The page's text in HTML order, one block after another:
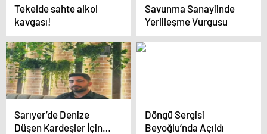
Tekelde sahte alkol
kavgası!
Savunma Sanayiinde
Yerlileşme Vurgusu
Sarıyer’de Denize
Düşen Kardeşler İçin
Döngü Sergisi
Beyoğlu’nda Açıldı